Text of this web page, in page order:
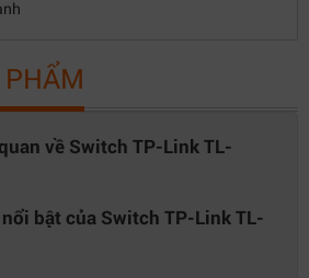
về Switch TP-Link TL-
bật của Switch TP-Link TL-